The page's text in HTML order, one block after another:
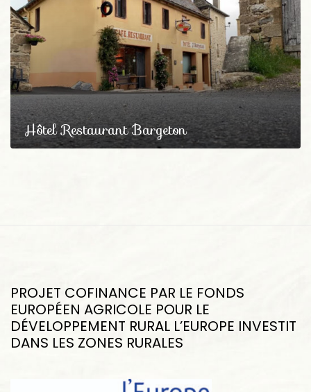
Hôtel Restaurant Bargeton
PROJET COFINANCE PAR LE FONDS
EUROPÉEN AGRICOLE POUR LE
DÉVELOPPEMENT RURAL L’EUROPE INVESTIT
DANS LES ZONES RURALES